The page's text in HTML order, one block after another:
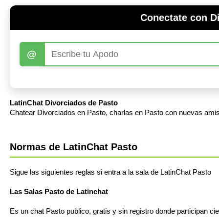
Conectate con
@
LatinChat Divorciados de Pasto
Chatear Divorciados en Pasto, charlas en Pasto con nuevas
Normas de LatinChat Pasto
Sigue las siguientes reglas si entra a la sala de LatinChat Pasto
Las Salas Pasto de Latinchat
Es un chat Pasto publico, gratis y sin registro donde participan